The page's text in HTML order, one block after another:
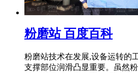
粉磨站 百度百科
粉磨站技术在发展,设备运转的
支撑部位润滑凸显重要。虽然